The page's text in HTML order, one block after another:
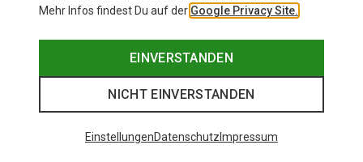
Mehr Infos findest Du auf der Google Privacy Site.
EINVERSTANDEN
NICHT EINVERSTANDEN
EinstellungenDatenschutz Impressum